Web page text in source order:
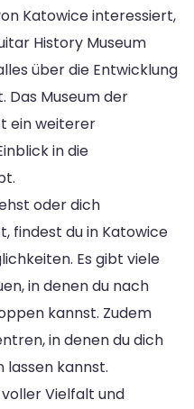
Katowice interessiert,
History Museum
über die Entwicklung
Das Museum der
ein weiterer
in die
oder dich
findest du in Katowice
Es gibt viele
in denen du nach
kannst. Zudem
in denen du dich
kannst.
Vielfalt und